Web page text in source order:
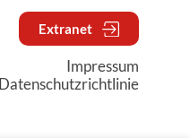
Extranet
Impressum
Datenschutzrichtlinie